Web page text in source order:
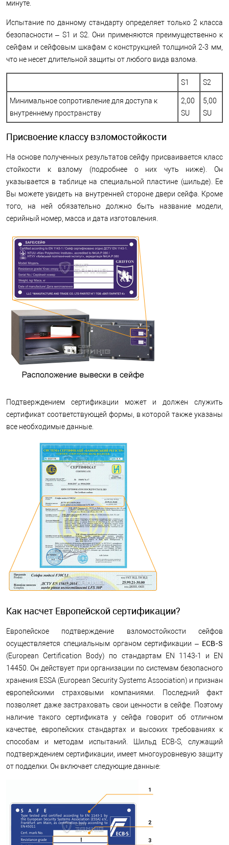
минуте.
Испытание по данному стандарту определяет только 2 класса
безопасности – S1 и S2. Они применяются преимущественно к
сейфам и сейфовым шкафам с конструкцией толщиной 2-3 мм,
что не несет длительной защиты от любого вида взлома.
S1 S2
Минимальное сопротивление для доступа к
внутреннему пространству
2,00
SU
5,00
SU
Присвоение классу взломостойкости
На основе полученных результатов сейфу присваивается класс
стойкости к взлому (подробнее о них чуть ниже). Он
указывается в таблице на специальной пластине (шильде). Ее
Вы можете увидеть на внутренней стороне двери сейфа. Кроме
того, на ней обязательно должно быть название модели,
серийный номер, масса и дата изготовления.
Подтверждением сертификации может и должен служить
сертификат соответствующей формы, в которой также указаны
все необходимые данные.
Как насчет Европейской сертификации?
Европейское подтверждение взломостойкости сейфов
осуществляется специальным органом сертификации – ECB-S
(European Certification Body) по стандартам EN 1143-1 и EN
14450. Он действует при организации по системам безопасного
хранения ESSA (European Security Systems Association) и признан
европейскими страховыми компаниями. Последний факт
позволяет даже застраховать свои ценности в сейфе. Поэтому
наличие такого сертификата у сейфа говорит об отличном
качестве, европейских стандартах и ​​высоких требованиях к
способам и методам испытаний. Шильд ECB-S, служащий
подтверждением сертификации, имеет многоуровневую защиту
от подделки. Он включает следующие данные: